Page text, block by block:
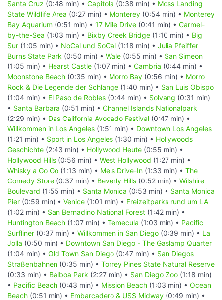
Santa Cruz (0:48 min) • Capitola (0:38 min) • Moss Landing
State Wildlife Area (0:27 min) • Monterey (0:54 min) • Monterey
Bay Aquarium (0:51 min) • 17 Mile Drive (0:41 min) • Carmel-
by-the-Sea (1:03 min) • Bixby Creek Bridge (1:10 min) • Big
Sur (1:05 min) • NoCal und SoCal (1:18 min) • Julia Pfeiffer
Burns State Park (0:50 min) • Wale (0:55 min) • San Simeon
(1:05 min) • Hearst Castle (1:07 min) • Cambria (0:44 min) •
Moonstone Beach (0:35 min) • Morro Bay (0:56 min) • Morro
Rock & Die Legende der Schlange (1:40 min) • San Luis Obispo
(1:04 min) • El Paso de Robles (0:44 min) • Solvang (0:31 min)
• Santa Barbara (0:51 min) • Channel Islands Nationalpark
(2:29 min) • Das California Avocado Festival (0:47 min) •
Willkommen in Los Angeles (1:51 min) • Downtown Los Angeles
(1:21 min) • Sport in Los Angeles (1:30 min) • Hollywoods
Geschichte (2:43 min) • Hollywood Heute (0:55 min) •
Hollywood Hills (0:56 min) • West Hollywood (1:27 min) •
Whisky a Go Go (1:13 min) • Mels Drive-In (1:33 min) • The
Comedy Store (0:37 min) • Beverly Hills (0:52 min) • Wilshire
Boulevard (1:55 min) • Santa Monica (0:53 min) • Santa Monica
Pier (0:59 min) • Venice (1:01 min) • Freizeitparks rund um LA
(1:02 min) • San Bernadino National Forest (1:42 min) •
Huntington Beach (1:07 min) • Temecula (1:03 min) • Pacific
Surfliner (0:37 min) • Willkommen in San Diego (0:39 min) • La
Jolla (0:50 min) • Downtown San Diego - The Gaslamp Quarter
(1:04 min) • Old Town San Diego (0:47 min) • San Diegos
Straßenbahnen (0:35 min) • Torrey Pines State Natural Reserve
(0:33 min) • Balboa Park (2:27 min) • San Diego Zoo (1:18 min)
• Pacific Beach (0:43 min) • Mission Beach (1:03 min) • Ocean
Beach (0:51 min) • Embarcadero & USS Midway (0:49 min) •